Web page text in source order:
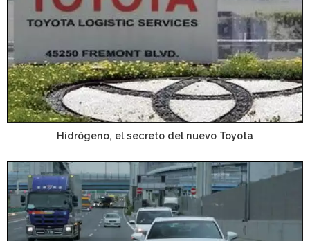
Hidrógeno, el secreto del nuevo Toyota